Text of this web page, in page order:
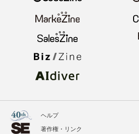
ヘルプ
著作権・リンク